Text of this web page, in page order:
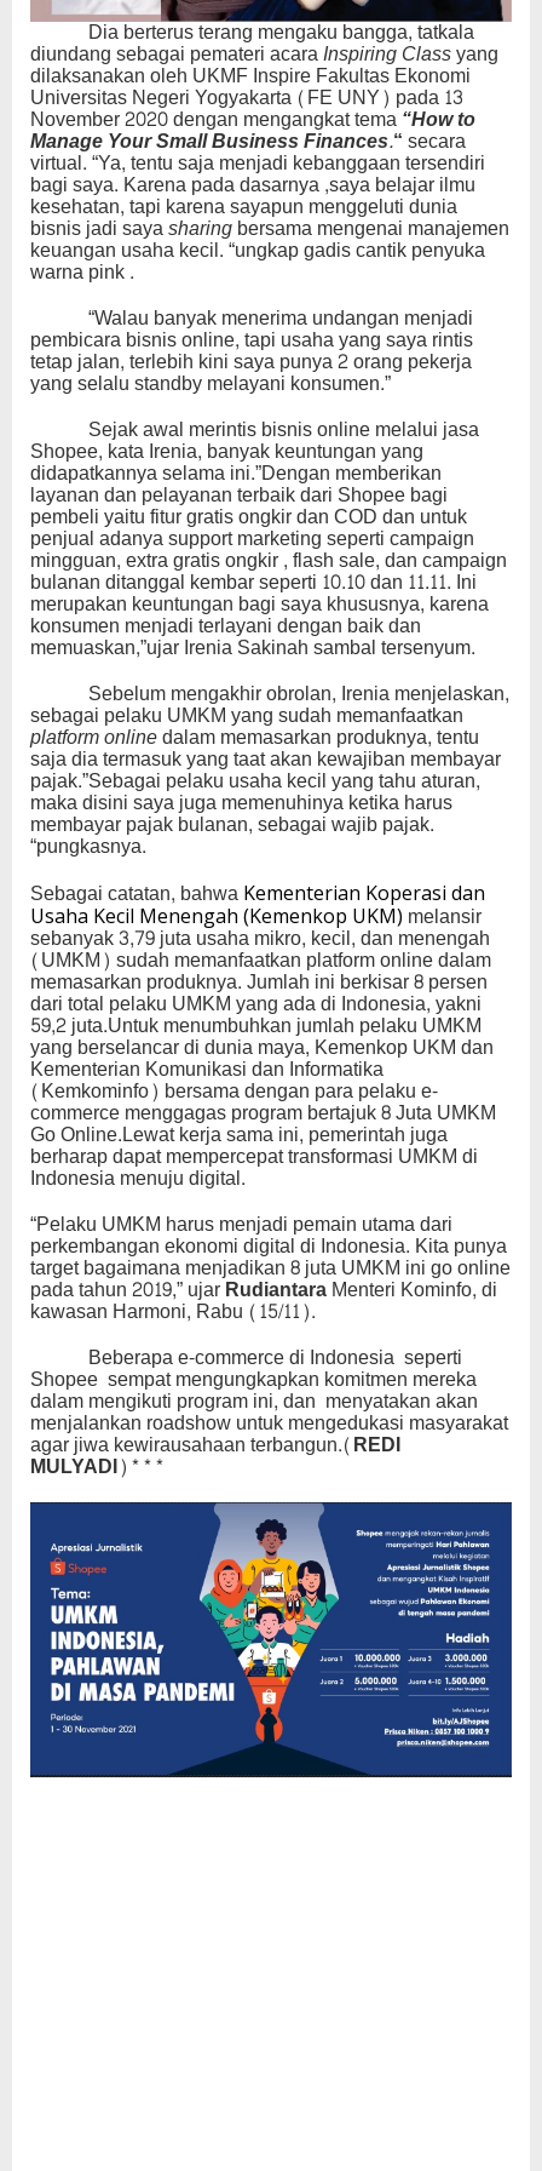
Dia berterus terang mengaku bangga, tatkala
diundang sebagai pemateri acaraInspiring Classyang
dilaksanakan oleh UKMF Inspire Fakultas Ekonomi
Universitas Negeri Yogyakarta (FE UNY) pada 13
November 2020 dengan mengangkat tema“How to
Manage Your Small Business Finances.“secara
virtual. “Ya, tentu saja menjadi kebanggaan tersendiri
bagi saya. Karena pada dasarnya ,saya belajar ilmu
kesehatan, tapi karena sayapun menggeluti dunia
bisnis jadi sayasharingbersama mengenai manajemen
keuangan usaha kecil. “ungkap gadis cantik penyuka
warna pink .
“Walau banyak menerima undangan menjadi
pembicara bisnis online, tapi usaha yang saya rintis
tetap jalan, terlebih kini saya punya 2 orang pekerja
yang selalu standby melayani konsumen.”
Sejak awal merintis bisnis online melalui jasa
Shopee, kata Irenia, banyak keuntungan yang
didapatkannya selama ini.”Dengan memberikan
layanan dan pelayanan terbaik dari Shopee bagi
pembeli yaitu fitur gratis ongkir dan COD dan untuk
penjual adanya support marketing seperti campaign
mingguan, extra gratis ongkir , flash sale, dan campaign
bulanan ditanggal kembar seperti 10.10 dan 11.11. Ini
merupakan keuntungan bagi saya khususnya, karena
konsumen menjadi terlayani dengan baik dan
memuaskan,”ujar Irenia Sakinah sambal tersenyum.
Sebelum mengakhir obrolan, Irenia menjelaskan,
sebagai pelaku UMKM yang sudah memanfaatkan
platform onlinedalam memasarkan produknya, tentu
saja dia termasuk yang taat akan kewajiban membayar
pajak.”Sebagai pelaku usaha kecil yang tahu aturan,
maka disini saya juga memenuhinya ketika harus
membayar pajak bulanan, sebagai wajib pajak.
“pungkasnya.
Sebagai catatan, bahwa Kementerian Koperasi dan
Usaha Kecil Menengah (Kemenkop UKM) melansir
sebanyak 3,79 juta usaha mikro, kecil, dan menengah
(UMKM) sudah memanfaatkan platform online dalam
memasarkan produknya. Jumlah ini berkisar 8 persen
dari total pelaku UMKM yang ada di Indonesia, yakni
59,2 juta.Untuk menumbuhkan jumlah pelaku UMKM
yang berselancar di dunia maya, Kemenkop UKM dan
Kementerian Komunikasi dan Informatika
(Kemkominfo) bersama dengan para pelaku e-
commerce menggagas program bertajuk 8 Juta UMKM
Go Online.Lewat kerja sama ini, pemerintah juga
berharap dapat mempercepat transformasi UMKM di
Indonesia menuju digital.
“Pelaku UMKM harus menjadi pemain utama dari
perkembangan ekonomi digital di Indonesia. Kita punya
target bagaimana menjadikan 8 juta UMKM ini go online
pada tahun 2019,” ujarRudiantaraMenteri Kominfo, di
kawasan Harmoni, Rabu (15/11).
Beberapa e-commerce di Indonesia seperti
Shopee sempat mengungkapkan komitmen mereka
dalam mengikuti program ini, dan menyatakan akan
menjalankan roadshow untuk mengedukasi masyarakat
agar jiwa kewirausahaan terbangun.(REDI
MULYADI)***